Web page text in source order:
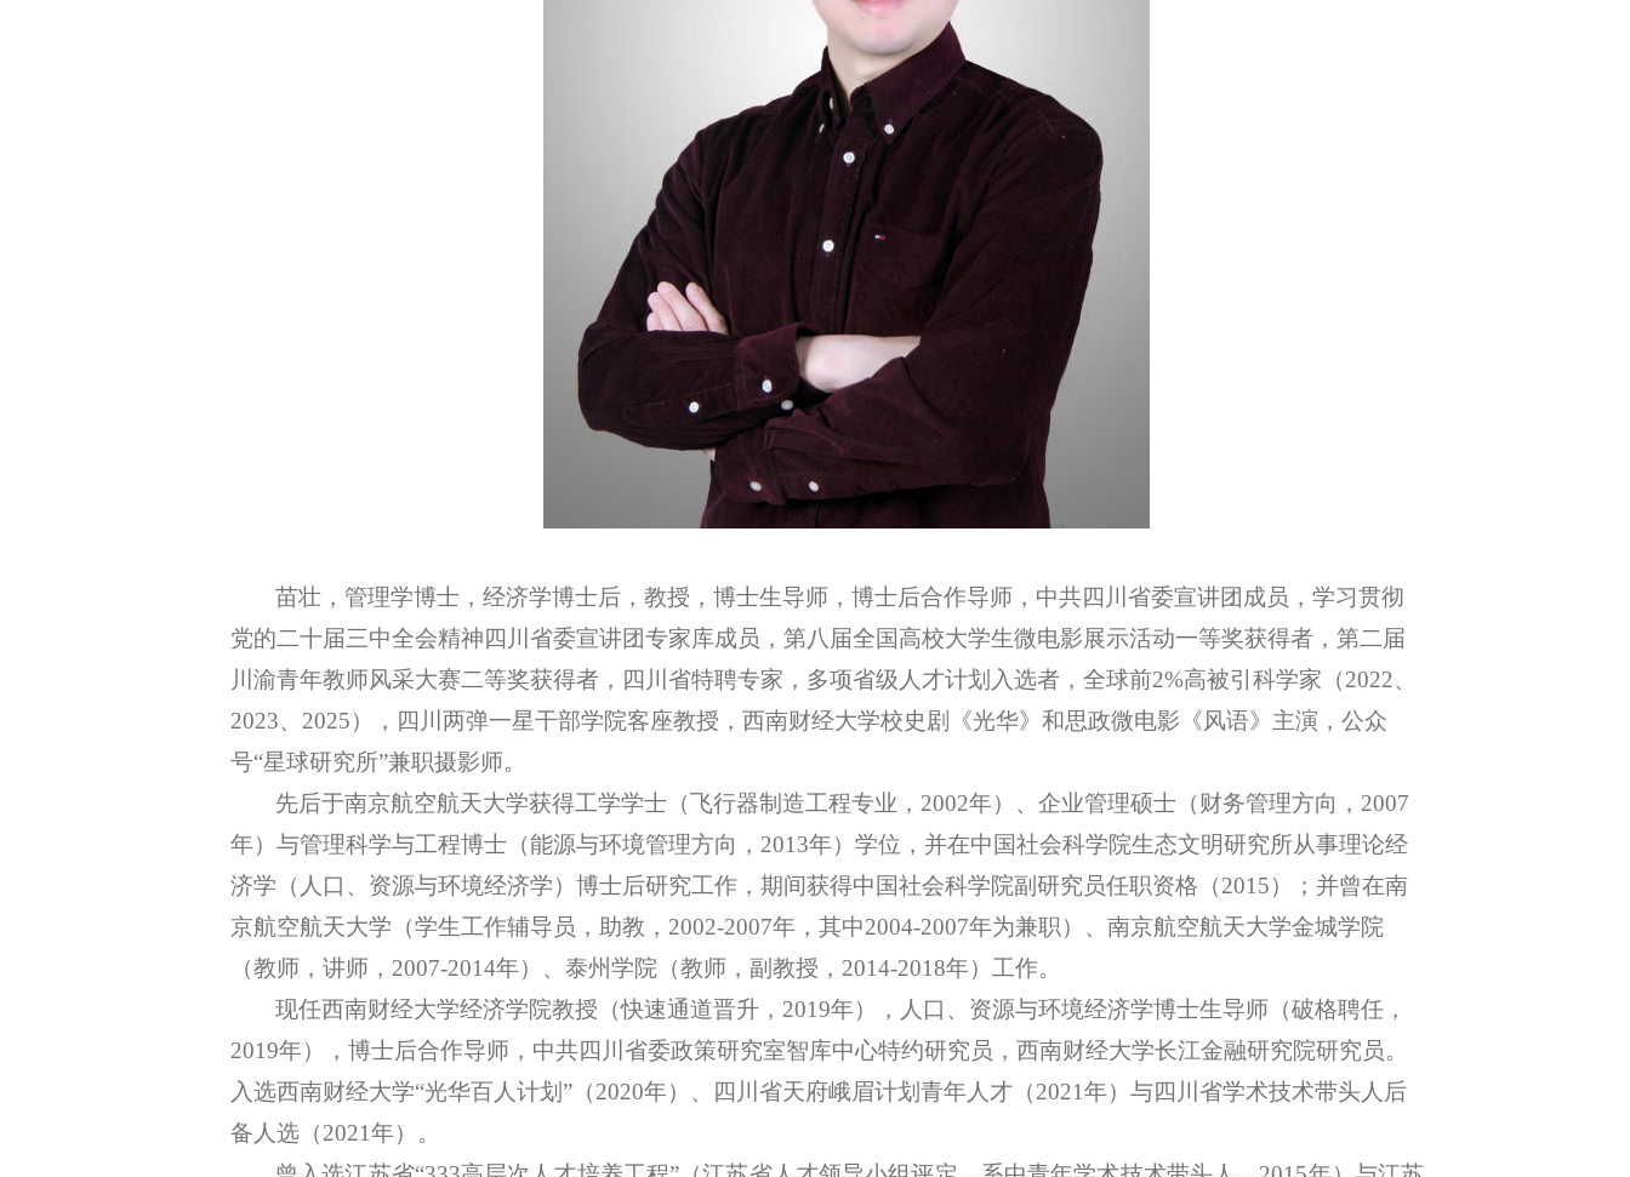
苗壮，管理学博士，经济学博士后，教授，博士生导师，博士后合作导师，中共四川省委宣讲团成员，学习贯彻
党的二十届三中全会精神四川省委宣讲团专家库成员，第八届全国高校大学生微电影展示活动一等奖获得者，第二届
川渝青年教师风采大赛二等奖获得者，四川省特聘专家，多项省级人才计划入选者， 全球前2%高被引科学家（2022、
2023、2025），四川两弹一星干部学院客座教授，西南财经大学校史剧
《光华》和思政微电影《风语》主演，公众
号“星球研究所”兼职摄影师。
先后于南京航空航天大学获得工学学士（飞行器制造工程专业， 2002年）、企业管理硕士（财务管理方向，2007
年）与管理科学与工程博士（能源与环境管理方向，2013年）学位，并在中国社会科学院生态文明研究所从事理论经
济学（人口、资源与环境经济学）博士后研究工作，期间获得中国社会科学院副研究员任职资格（2015）；并曾在南
京航空航天大学（学生工作辅导员，助教，2002-2007年，其中2004-2007年为兼职）、南京航空航天大学金城学院
（教师，讲师，2007-2014年）、泰州学院（教师，副教授，2014-2018年）工作。
现任西南财经大学经济学院教授（快速通道晋升， 2019年），人口、资源与环境经济学博士生导师（破格聘任，
2019年），博士后合作导师，中共四川省委政策研究室智库中心特约研究员，西南财经大学长江金融研究院研究员。
入选西南财经大学“光华百人计划”（2020年）、四川省天府峨眉计划青年人才（2021年）与四川省学术技术带头人后
备人选（2021年）。